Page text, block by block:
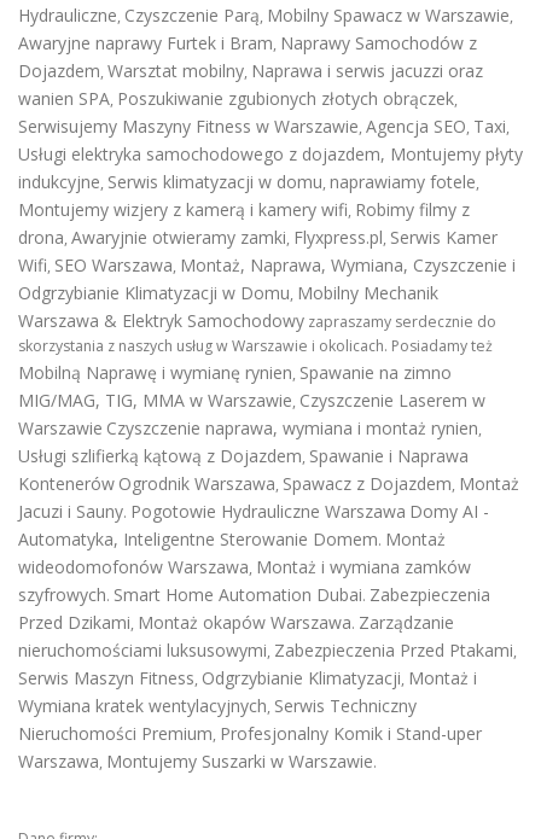
Hydrauliczne, Czyszczenie Parą, Mobilny Spawacz w Warszawie,
Awaryjne naprawy Furtek i Bram, Naprawy Samochodów z
Dojazdem, Warsztat mobilny, Naprawa i serwis jacuzzi oraz
wanien SPA, Poszukiwanie zgubionych złotych obrączek,
Serwisujemy Maszyny Fitness w Warszawie, Agencja SEO, Taxi,
Usługi elektryka samochodowego z dojazdem, Montujemy płyty
indukcyjne, Serwis klimatyzacji w domu, naprawiamy fotele,
Montujemy wizjery z kamerą i kamery wifi, Robimy filmy z
drona, Awaryjnie otwieramy zamki, Flyxpress.pl, Serwis Kamer
Wifi, SEO Warszawa, Montaż, Naprawa, Wymiana, Czyszczenie i
Odgrzybianie Klimatyzacji w Domu, Mobilny Mechanik
Warszawa & Elektryk Samochodowy zapraszamy serdecznie do
skorzystania z naszych usług w Warszawie i okolicach. Posiadamy też
Mobilną Naprawę i wymianę rynien, Spawanie na zimno
MIG/MAG, TIG, MMA w Warszawie, Czyszczenie Laserem w
Warszawie Czyszczenie naprawa, wymiana i montaż rynien,
Usługi szlifierką kątową z Dojazdem, Spawanie i Naprawa
Kontenerów Ogrodnik Warszawa, Spawacz z Dojazdem, Montaż
Jacuzi i Sauny. Pogotowie Hydrauliczne Warszawa Domy AI -
Automatyka, Inteligentne Sterowanie Domem. Montaż
wideodomofonów Warszawa, Montaż i wymiana zamków
szyfrowych. Smart Home Automation Dubai. Zabezpieczenia
Przed Dzikami, Montaż okapów Warszawa. Zarządzanie
nieruchomościami luksusowymi, Zabezpieczenia Przed Ptakami,
Serwis Maszyn Fitness, Odgrzybianie Klimatyzacji, Montaż i
Wymiana kratek wentylacyjnych, Serwis Techniczny
Nieruchomości Premium, Profesjonalny Komik i Stand-uper
Warszawa, Montujemy Suszarki w Warszawie.